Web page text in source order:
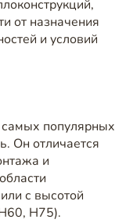
от назначения
и условий
популярных
Он отличается
и
с высотой
Н75).